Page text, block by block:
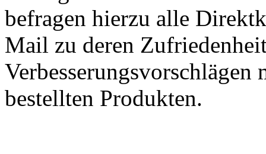
befragen hierzu alle
Mail zu deren
bestellten Produkten.